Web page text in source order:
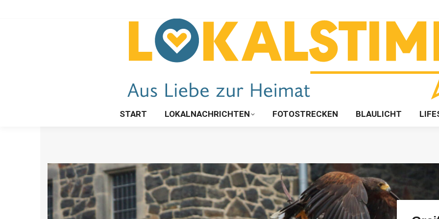
START LOKALNACHRICHTEN FOTOSTRECKEN BLAULICHT